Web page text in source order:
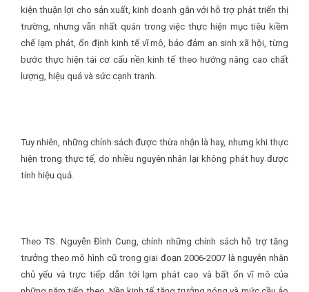
kiện thuận lợi cho sản xuất, kinh doanh gắn với hỗ trợ phát triển thị
trường, nhưng vẫn nhất quán trong việc thực hiện mục tiêu kiềm
chế lạm phát, ổn định kinh tế vĩ mô, bảo đảm an sinh xã hội, từng
bước thực hiện tái cơ cấu nền kinh tế theo hướng nâng cao chất
lượng, hiệu quả và sức cạnh tranh.
Tuy nhiên, những chính sách được thừa nhận là hay, nhưng khi thực
hiện trong thực tế, do nhiều nguyên nhân lại không phát huy được
tính hiệu quả.
Theo TS. Nguyễn Đình Cung, chính những chính sách hỗ trợ tăng
trưởng theo mô hình cũ trong giai đoạn 2006-2007 là nguyên nhân
chủ yếu và trực tiếp dẫn tới lạm phát cao và bất ổn vĩ mô của